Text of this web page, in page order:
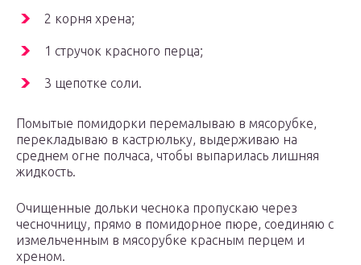
2 корня хрена;
1 стручок красного перца;
3 щепотке соли.
Помытые помидорки перемалываю в мясорубке,
перекладываю в кастрюльку, выдерживаю на
среднем огне полчаса, чтобы выпарилась лишняя
жидкость.
Очищенные дольки чеснока пропускаю через
чесночницу, прямо в помидорное пюре, соединяю с
измельченным в мясорубке красным перцем и
хреном.